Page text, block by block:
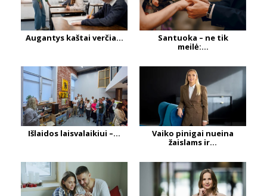
Augantys kaštai verčia...
Santuoka – ne tik
meilė:...
Išlaidos laisvalaikiui –...
Vaiko pinigai nueina
žaislams ir...